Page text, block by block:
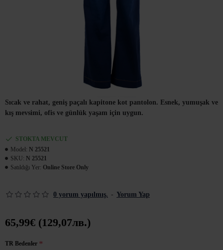
Sıcak ve rahat, geniş paçalı kapitone kot pantolon. Esnek, yumuşak ve
kış mevsimi, ofis ve günlük yaşam için uygun.
STOKTA MEVCUT
Model: N 25521
SKU: N 25521
Satıldığı Yer: Online Store Only
0 yorum yapılmış. - Yorum Yap
65,99€ (129,07лв.)
TR Bedenler